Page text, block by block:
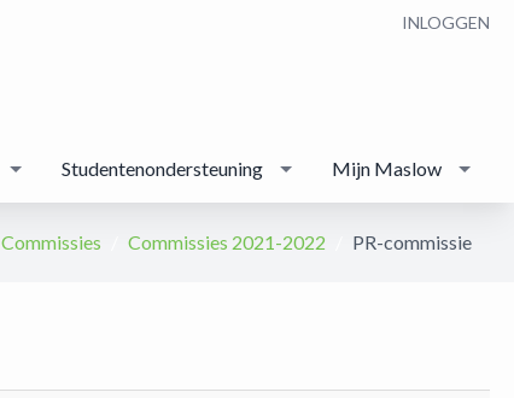
INLOGGEN
Studentenondersteuning Mijn Maslow
Commissies Commissies 2021-2022 PR-commissie